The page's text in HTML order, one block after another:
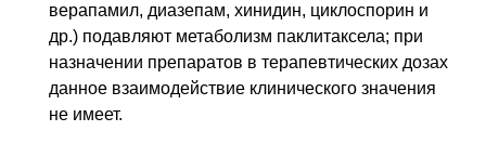
верапамил, диазепам, хинидин, циклоспорин и
др.) подавляют метаболизм паклитаксела; при
назначении препаратов в терапевтических дозах
данное взаимодействие клинического значения
не имеет.